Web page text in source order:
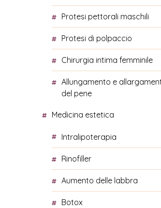
protesi pettorali maschili
protesi di polpaccio
chirurgia intima femminile
allungamento e allargamento
del pene
medicina estetica
intralipoterapia
rinofiller
aumento delle labbra
botox